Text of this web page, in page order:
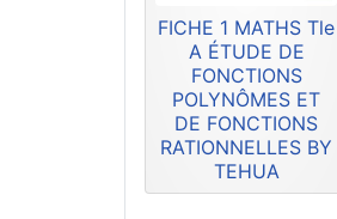
FICHE 1 MATHS Tle
A ÉTUDE DE
FONCTIONS
POLYNÔMES ET
DE FONCTIONS
RATIONNELLES BY
TEHUA